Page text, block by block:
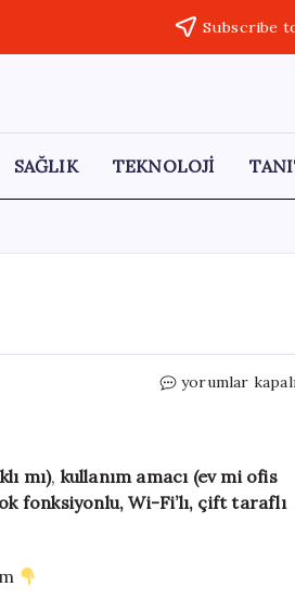
Subscribe
SAĞLIK TEKNOLOJİ
20.000
iyi
yazıcılar
için
yorumlar
mı), kullanım amacı (ev mi ofis
fonksiyonlu, Wi-Fi’lı, çift taraflı